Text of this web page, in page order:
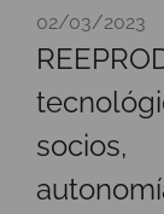
02/03/2023